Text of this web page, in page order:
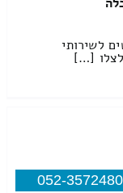
לשירותי
[…]
052-3572480